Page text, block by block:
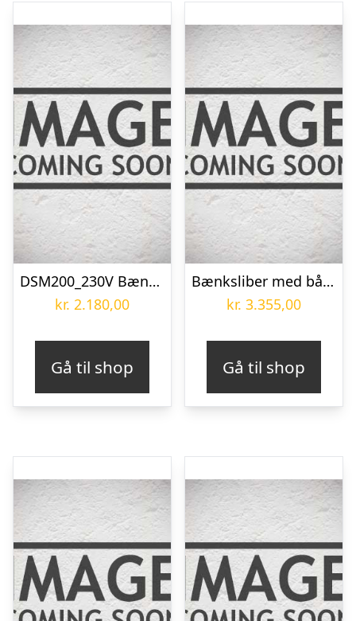
DSM200_230V Bænksliber Holzmann
kr. 2.180,00
Gå til shop
Bænksliber med båndarm KMS 200 S – 1x230V
kr. 3.355,00
Gå til shop